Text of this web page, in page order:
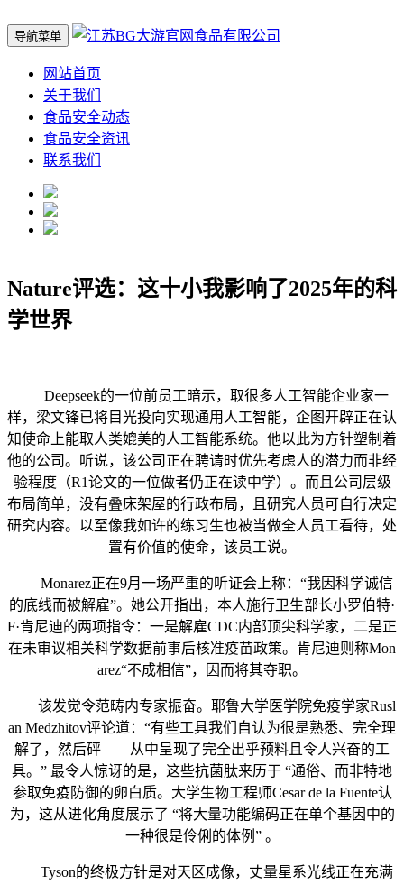
导航菜单
网站首页
关于我们
食品安全动态
食品安全资讯
联系我们
Nature评选：这十小我影响了2025年的科
学世界
Deepseek的一位前员工暗示，取很多人工智能企业家一
样，梁文锋已将目光投向实现通用人工智能，企图开辟正在认
知使命上能取人类媲美的人工智能系统。他以此为方针塑制着
他的公司。听说，该公司正在聘请时优先考虑人的潜力而非经
验程度（R1论文的一位做者仍正在读中学）。而且公司层级
布局简单，没有叠床架屋的行政布局，且研究人员可自行决定
研究内容。以至像我如许的练习生也被当做全人员工看待，处
置有价值的使命，该员工说。
Monarez正在9月一场严重的听证会上称：“我因科学诚信
的底线而被解雇”。她公开指出，本人施行卫生部长小罗伯特·
F·肯尼迪的两项指令：一是解雇CDC内部顶尖科学家，二是正
在未审议相关科学数据前事后核准疫苗政策。肯尼迪则称Mon
arez“不成相信”，因而将其夺职。
该发觉令范畴内专家振奋。耶鲁大学医学院免疫学家Rusl
an Medzhitov评论道：“有些工具我们自认为很是熟悉、完全理
解了，然后砰——从中呈现了完全出乎预料且令人兴奋的工
具。” 最令人惊讶的是，这些抗菌肽来历于 “通俗、而非特地
参取免疫防御的卵白质。大学生物工程师Cesar de la Fuente认
为，这从进化角度展示了 “将大量功能编码正在单个基因中的
一种很是伶俐的体例” 。
Tyson的终极方针是对天区成像，丈量星系光线正在充满